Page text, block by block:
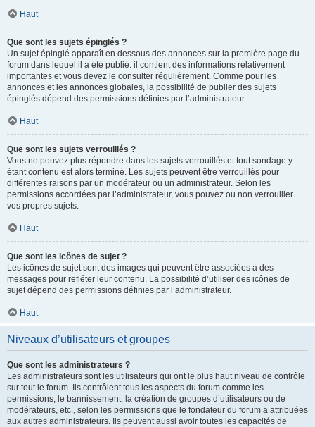
Haut
Que sont les sujets épinglés ?
Un sujet épinglé apparaît en dessous des annonces sur la première page du
forum dans lequel il a été publié. il contient des informations relativement
importantes et vous devez le consulter régulièrement. Comme pour les
annonces et les annonces globales, la possibilité de publier des sujets
épinglés dépend des permissions définies par l’administrateur.
Haut
Que sont les sujets verrouillés ?
Vous ne pouvez plus répondre dans les sujets verrouillés et tout sondage y
étant contenu est alors terminé. Les sujets peuvent être verrouillés pour
différentes raisons par un modérateur ou un administrateur. Selon les
permissions accordées par l’administrateur, vous pouvez ou non verrouiller
vos propres sujets.
Haut
Que sont les icônes de sujet ?
Les icônes de sujet sont des images qui peuvent être associées à des
messages pour refléter leur contenu. La possibilité d’utiliser des icônes de
sujet dépend des permissions définies par l’administrateur.
Haut
Niveaux d’utilisateurs et groupes
Que sont les administrateurs ?
Les administrateurs sont les utilisateurs qui ont le plus haut niveau de contrôle
sur tout le forum. Ils contrôlent tous les aspects du forum comme les
permissions, le bannissement, la création de groupes d’utilisateurs ou de
modérateurs, etc., selon les permissions que le fondateur du forum a attribuées
aux autres administrateurs. Ils peuvent aussi avoir toutes les capacités de